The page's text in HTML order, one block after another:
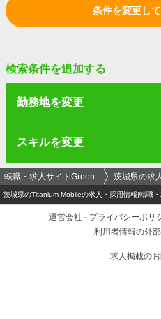
条件を変更し
検索条件を追加する
勤務地を変更
スキルを変更
転職・求人サイトGreen 茨城県の求
茨城県のTitanium Mobileの求人・採用情報|転職
運営会社 - プライバシーポリ
利用者情報の外
求人掲載の